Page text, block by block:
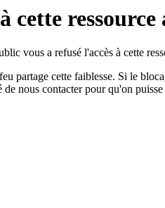
cette
vous a refusé l'accès à cette
partage cette faiblesse. Si le
nous contacter pour qu'on